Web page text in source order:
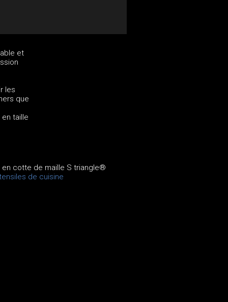
et
les
que
taille
en cotte de maille S triangle®
de cuisine